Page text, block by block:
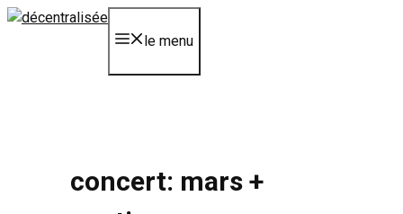
Aller
le menu
concert: mars +